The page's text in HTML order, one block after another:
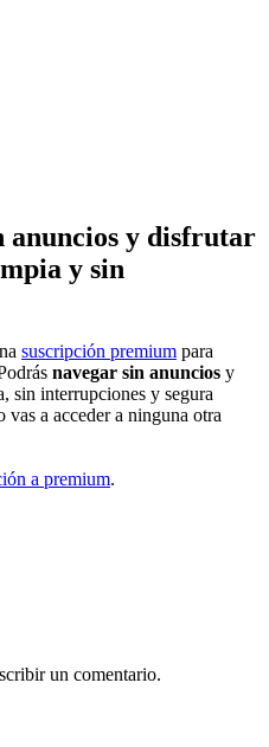
anuncios y disfrutar
y sin
suscripción premium para
navegar sin anuncios y
sin interrupciones y segura
vas a acceder a ninguna otra
a premium.
un comentario.